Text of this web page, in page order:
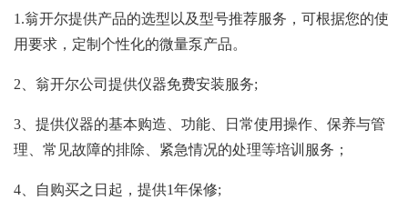
1.翁开尔提供产品的选型以及型号推荐服务，可根据您的使
用要求，定制个性化的微量泵产品。
2、翁开尔公司提供仪器免费安装服务;
3、提供仪器的基本购造、功能、日常使用操作、保养与管
理、常见故障的排除、紧急情况的处理等培训服务；
4、自购买之日起，提供1年保修;